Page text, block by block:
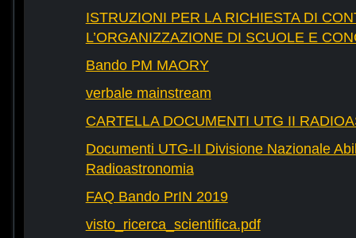
ISTRUZIONI PER LA RICHIESTA DI
L’ORGANIZZAZIONE DI SCUOLE E
Bando PM MAORY
verbale mainstream
CARTELLA DOCUMENTI UTG II
Documenti UTG-II Divisione Nazionale
Radioastronomia
FAQ Bando PrIN 2019
visto_ricerca_scientifica.pdf